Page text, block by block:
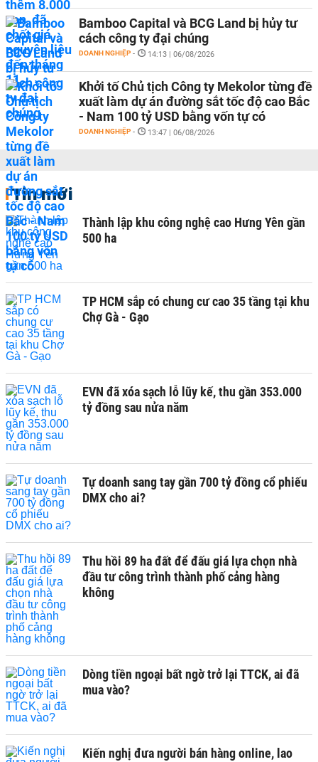
Bamboo Capital và BCG Land bị hủy tư
cách công ty đại chúng
DOANH NGHIỆP - 14:13 | 06/08/2026
Khởi tố Chủ tịch Công ty Mekolor từng đề
xuất làm dự án đường sắt tốc độ cao Bắc
- Nam 100 tỷ USD bằng vốn tự có
DOANH NGHIỆP - 13:47 | 06/08/2026
Tin mới
Thành lập khu công nghệ cao Hưng Yên gần
500 ha
TP HCM sắp có chung cư cao 35 tầng tại khu
Chợ Gà - Gạo
EVN đã xóa sạch lỗ lũy kế, thu gần 353.000
tỷ đồng sau nửa năm
Tự doanh sang tay gần 700 tỷ đồng cổ phiếu
DMX cho ai?
Thu hồi 89 ha đất để đấu giá lựa chọn nhà
đầu tư công trình thành phố cảng hàng
không
Dòng tiền ngoại bất ngờ trở lại TTCK, ai đã
mua vào?
Kiến nghị đưa người bán hàng online, lao